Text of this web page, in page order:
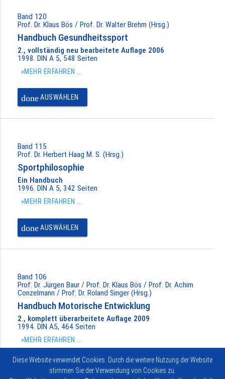
Band 120
Prof. Dr. Klaus Bös / Prof. Dr. Walter Brehm (Hrsg.)
Handbuch Gesundheitssport
2., vollständig neu bearbeitete Auflage 2006
1998. DIN A 5, 548 Seiten
»MEHR ERFAHREN ...
doneAUSWÄHLEN
Band 115
Prof. Dr. Herbert Haag M. S. (Hrsg.)
Sportphilosophie
Ein Handbuch
1996. DIN A 5, 342 Seiten
»MEHR ERFAHREN ...
doneAUSWÄHLEN
Band 106
Prof. Dr. Jürgen Baur / Prof. Dr. Klaus Bös / Prof. Dr. Achim
Conzelmann / Prof. Dr. Roland Singer (Hrsg.)
Handbuch Motorische Entwicklung
2., komplett überarbeitete Auflage 2009
1994. DIN A5, 464 Seiten
»MEHR ERFAHREN ...
AUSWÄHLEN
Diese Website verwendet Cookies. Durch die weitere Nutzung der Website
stimmen Sie der Verwendung von Cookies zu.